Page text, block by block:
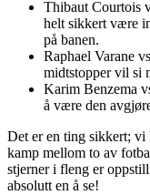
Thibaut Courtois
helt sikkert være
på banen.
Raphael Varane
midtstopper vil si
Karim Benzema
å være den
Det er en ting sikkert; vi
kamp mellom to av
stjerner i fleng er
absolutt en å se!